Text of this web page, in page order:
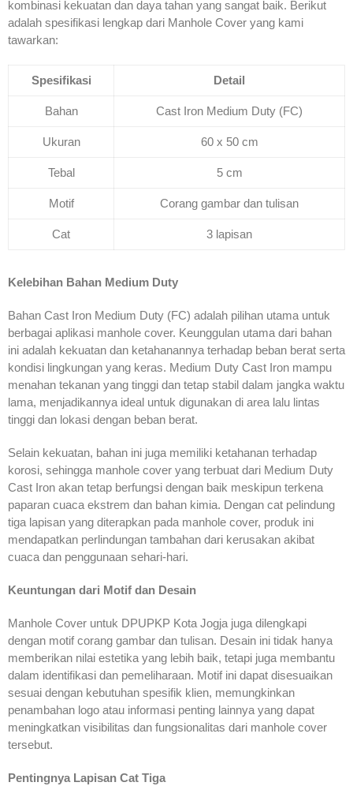
kombinasi kekuatan dan daya tahan yang sangat baik. Berikut
adalah spesifikasi lengkap dari Manhole Cover yang kami
tawarkan:
Spesifikasi Detail
Bahan Cast Iron Medium Duty (FC)
Ukuran 60 x 50 cm
Tebal 5 cm
Motif Corang gambar dan tulisan
Cat 3 lapisan
Kelebihan Bahan Medium Duty
Bahan Cast Iron Medium Duty (FC) adalah pilihan utama untuk
berbagai aplikasi manhole cover. Keunggulan utama dari bahan
ini adalah kekuatan dan ketahanannya terhadap beban berat serta
kondisi lingkungan yang keras. Medium Duty Cast Iron mampu
menahan tekanan yang tinggi dan tetap stabil dalam jangka waktu
lama, menjadikannya ideal untuk digunakan di area lalu lintas
tinggi dan lokasi dengan beban berat.
Selain kekuatan, bahan ini juga memiliki ketahanan terhadap
korosi, sehingga manhole cover yang terbuat dari Medium Duty
Cast Iron akan tetap berfungsi dengan baik meskipun terkena
paparan cuaca ekstrem dan bahan kimia. Dengan cat pelindung
tiga lapisan yang diterapkan pada manhole cover, produk ini
mendapatkan perlindungan tambahan dari kerusakan akibat
cuaca dan penggunaan sehari-hari.
Keuntungan dari Motif dan Desain
Manhole Cover untuk DPUPKP Kota Jogja juga dilengkapi
dengan motif corang gambar dan tulisan. Desain ini tidak hanya
memberikan nilai estetika yang lebih baik, tetapi juga membantu
dalam identifikasi dan pemeliharaan. Motif ini dapat disesuaikan
sesuai dengan kebutuhan spesifik klien, memungkinkan
penambahan logo atau informasi penting lainnya yang dapat
meningkatkan visibilitas dan fungsionalitas dari manhole cover
tersebut.
Pentingnya Lapisan Cat Tiga